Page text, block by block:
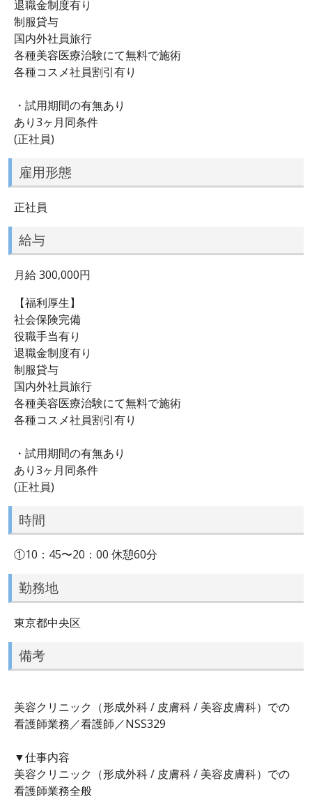
退職金制度有り
制服貸与
国内外社員旅行
各種美容医療治験にて無料で施術
各種コスメ社員割引有り
・試用期間の有無あり
あり3ヶ月同条件
(正社員)
雇用形態
正社員
給与
月給 300,000円
【福利厚生】
社会保険完備
役職手当有り
退職金制度有り
制服貸与
国内外社員旅行
各種美容医療治験にて無料で施術
各種コスメ社員割引有り
・試用期間の有無あり
あり3ヶ月同条件
(正社員)
時間
①10：45〜20：00 休憩60分
勤務地
東京都中央区
備考
美容クリニック（形成外科 / 皮膚科 / 美容皮膚科）での
看護師業務／看護師／NSS329
▼仕事内容
美容クリニック（形成外科 / 皮膚科 / 美容皮膚科）での
看護師業務全般